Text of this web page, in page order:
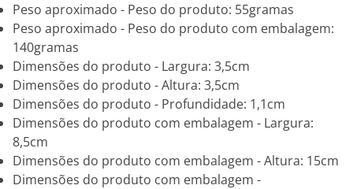
Peso aproximado - Peso do produto: 55gramas
Peso aproximado - Peso do produto com embalagem:
140gramas
Dimensões do produto - Largura: 3,5cm
Dimensões do produto - Altura: 3,5cm
Dimensões do produto - Profundidade: 1,1cm
Dimensões do produto com embalagem - Largura:
8,5cm
Dimensões do produto com embalagem - Altura: 15cm
Dimensões do produto com embalagem -